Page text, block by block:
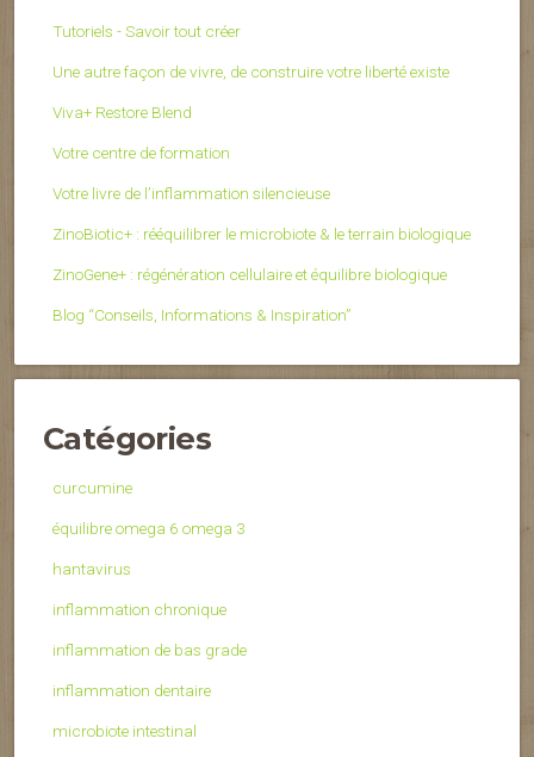
Tutoriels - Savoir tout créer
Une autre façon de vivre, de construire votre liberté existe
Viva+ Restore Blend
Votre centre de formation
Votre livre de l’inflammation silencieuse
ZinoBiotic+ : rééquilibrer le microbiote & le terrain biologique
ZinoGene+ : régénération cellulaire et équilibre biologique
Blog “Conseils, Informations & Inspiration”
Catégories
curcumine
équilibre omega 6 omega 3
hantavirus
inflammation chronique
inflammation de bas grade
inflammation dentaire
microbiote intestinal